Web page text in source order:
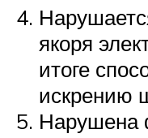
якоря
итоге
искрению
Нарушена